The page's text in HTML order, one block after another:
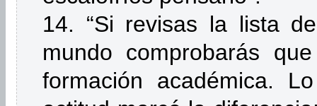
14. “Si revisas la lista
mundo comprobarás
formación académica.